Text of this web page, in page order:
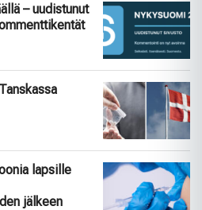
– uudistunut
lapsille
jälkeen